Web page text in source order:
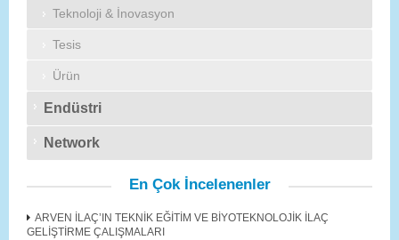
Teknoloji & İnovasyon
Tesis
Ürün
Endüstri
Network
En Çok İncelenenler
ARVEN İLAÇ’IN TEKNİK EĞİTİM VE BİYOTEKNOLOJİK İLAÇ
GELİŞTİRME ÇALIŞMALARI